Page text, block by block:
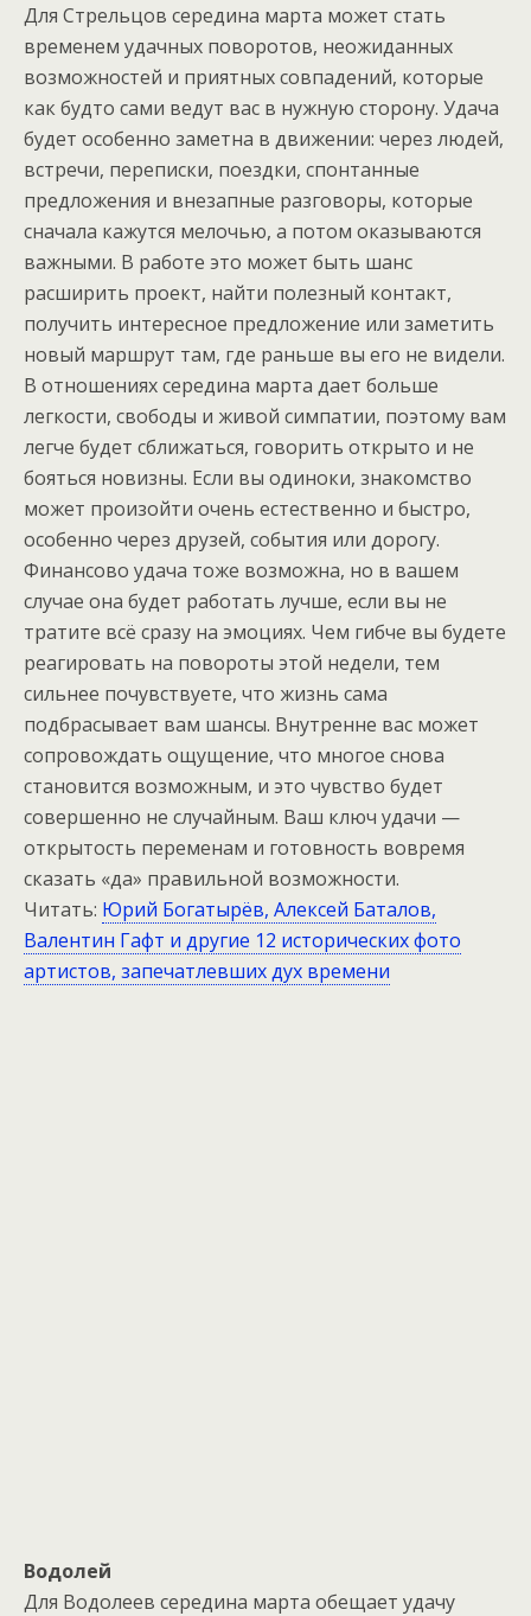
Для Стрельцов середина марта может стать
временем удачных поворотов, неожиданных
возможностей и приятных совпадений, которые
как будто сами ведут вас в нужную сторону. Удача
будет особенно заметна в движении: через людей,
встречи, переписки, поездки, спонтанные
предложения и внезапные разговоры, которые
сначала кажутся мелочью, а потом оказываются
важными. В работе это может быть шанс
расширить проект, найти полезный контакт,
получить интересное предложение или заметить
новый маршрут там, где раньше вы его не видели.
В отношениях середина марта дает больше
легкости, свободы и живой симпатии, поэтому вам
легче будет сближаться, говорить открыто и не
бояться новизны. Если вы одиноки, знакомство
может произойти очень естественно и быстро,
особенно через друзей, события или дорогу.
Финансово удача тоже возможна, но в вашем
случае она будет работать лучше, если вы не
тратите всё сразу на эмоциях. Чем гибче вы будете
реагировать на повороты этой недели, тем
сильнее почувствуете, что жизнь сама
подбрасывает вам шансы. Внутренне вас может
сопровождать ощущение, что многое снова
становится возможным, и это чувство будет
совершенно не случайным. Ваш ключ удачи —
открытость переменам и готовность вовремя
сказать «да» правильной возможности.
Читать: Юрий Богатырёв, Алексей Баталов,
Валентин Гафт и другие 12 исторических фото
артистов, запечатлевших дух времени
Водолей
Для Водолеев середина марта обещает удачу